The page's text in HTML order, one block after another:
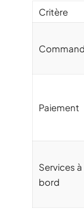
Critère
Paiement
Services à
bord